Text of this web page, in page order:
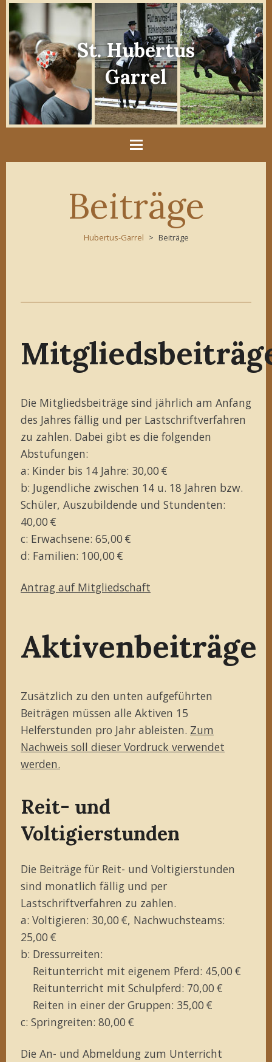
St. Hubertus
Garrel
Beiträge
Hubertus-Garrel Beiträge
Die Mitgliedsbeiträge sind jährlich am Anfang
des Jahres fällig und per Lastschriftverfahren
zu zahlen. Dabei gibt es die folgenden
Abstufungen:
a: Kinder bis 14 Jahre: 30,00 €
b: Jugendliche zwischen 14 u. 18 Jahren bzw.
Schüler, Auszubildende und Stundenten:
40,00 €
c: Erwachsene: 65,00 €
d: Familien: 100,00 €
Antrag auf Mitgliedschaft
Aktivenbeiträge
Zusätzlich zu den unten aufgeführten
Beiträgen müssen alle Aktiven 15
Helferstunden pro Jahr ableisten. Zum
Nachweis soll dieser Vordruck verwendet
werden.
Reit- und
Voltigierstunden
Die Beiträge für Reit- und Voltigierstunden
sind monatlich fällig und per
Lastschriftverfahren zu zahlen.
a: Voltigieren: 30,00 €, Nachwuchsteams:
25,00 €
b: Dressurreiten:
Reitunterricht mit eigenem Pferd: 45,00 €
Reitunterricht mit Schulpferd: 70,00 €
Reiten in einer der Gruppen: 35,00 €
c: Springreiten: 80,00 €
Die An- und Abmeldung zum Unterricht